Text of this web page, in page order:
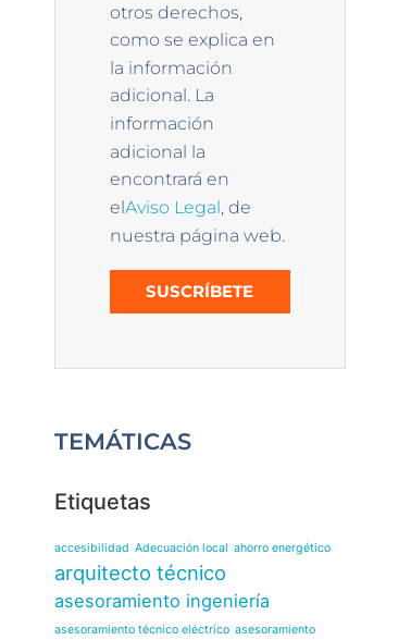
otros derechos,
como se explica en
la información
adicional. La
información
adicional la
encontrará en
elAviso Legal, de
nuestra página web.
SUSCRÍBETE
TEMÁTICAS
Etiquetas
accesibilidad Adecuación local ahorro energético
arquitecto técnico
asesoramiento ingeniería
asesoramiento técnico eléctrico asesoramiento